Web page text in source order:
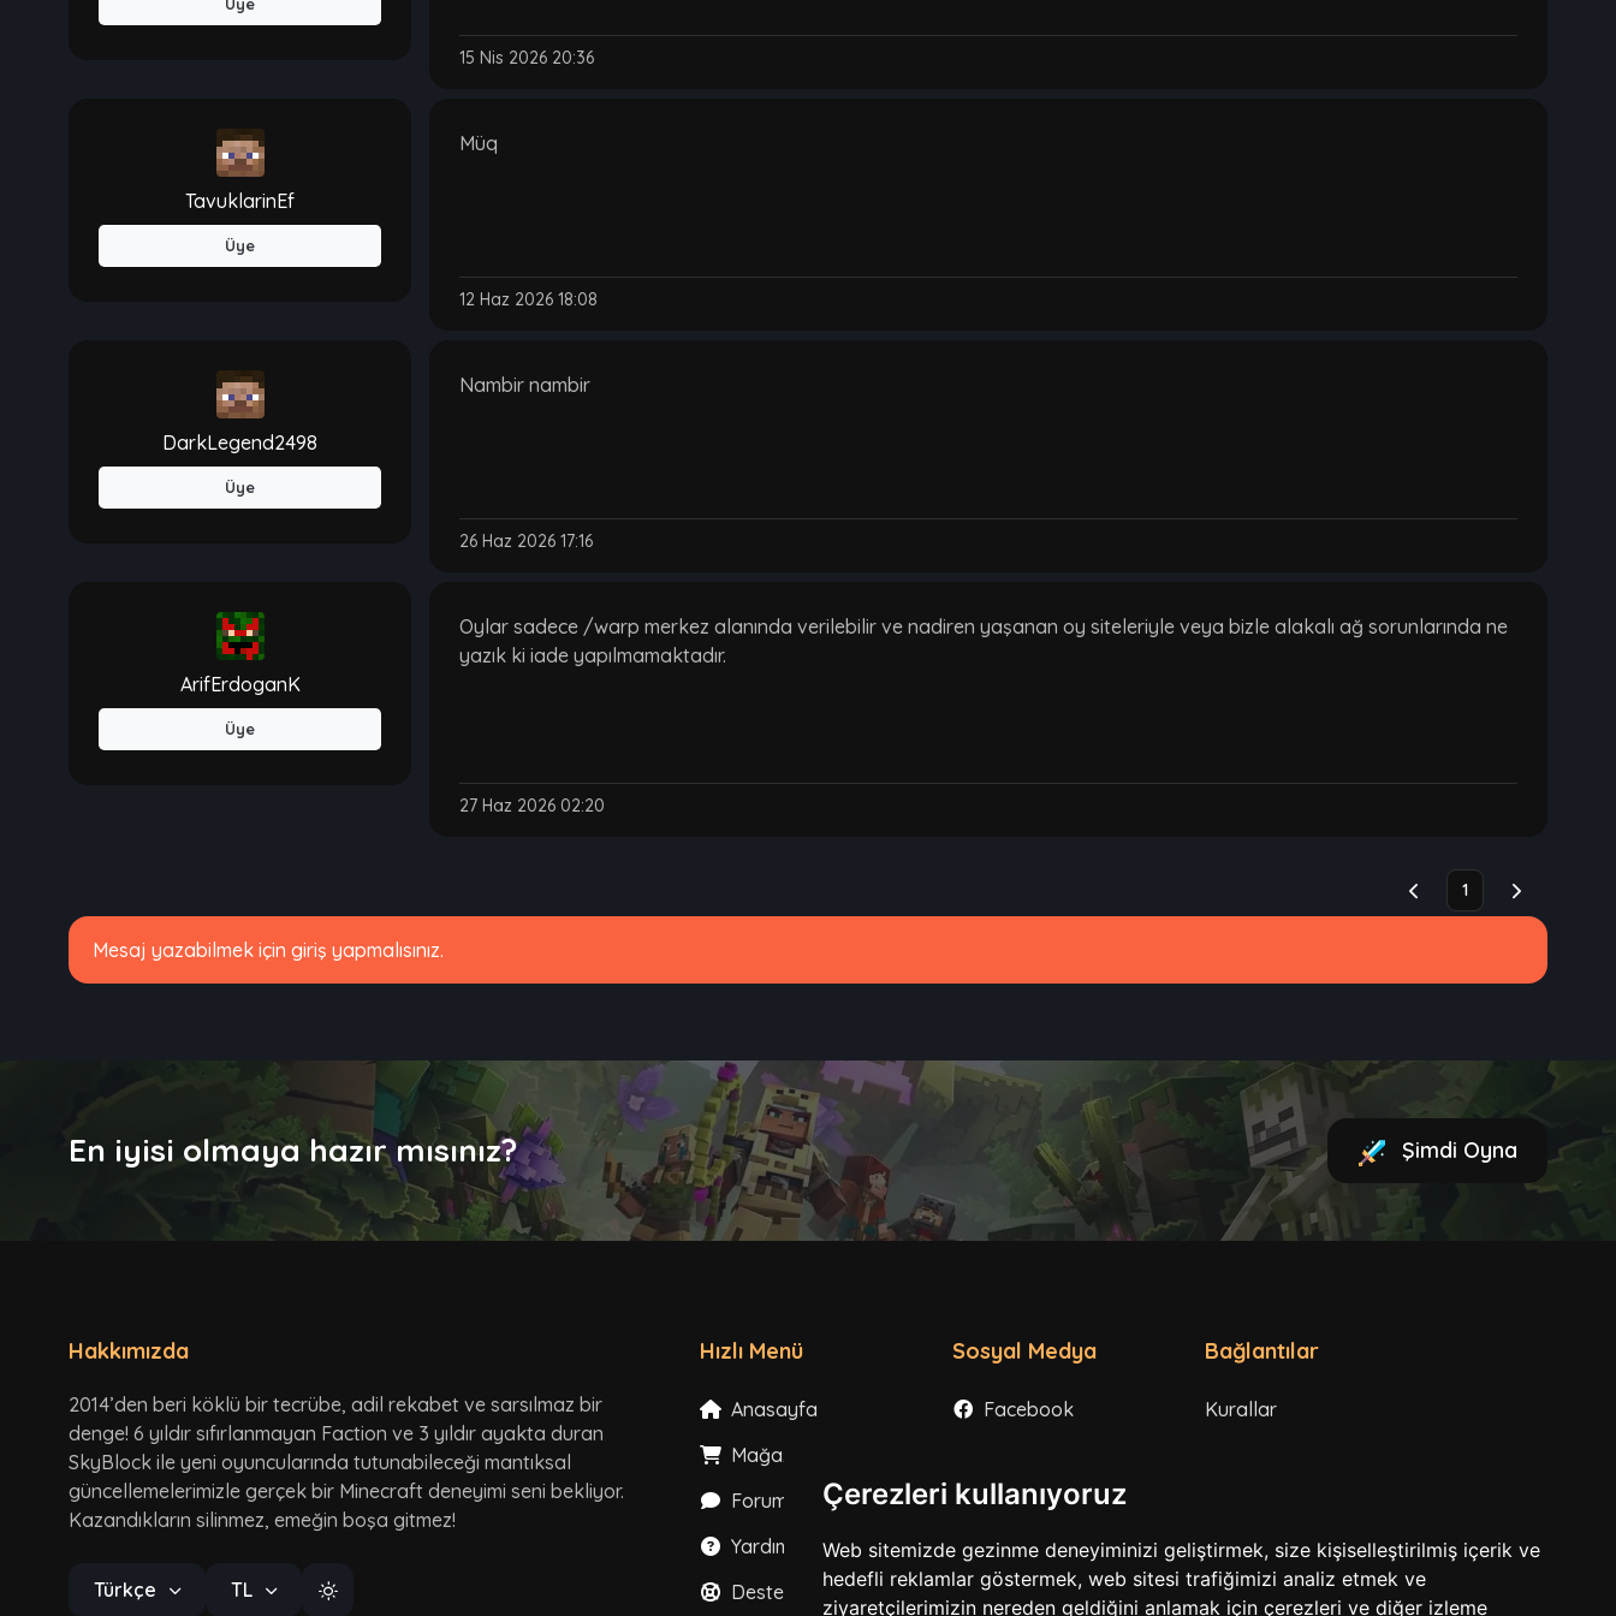
Çerezleri kullanıyoruz
Web sitemizde gezinme deneyiminizi geliştirmek, size kişiselleştirilmiş içerik ve
hedefli reklamlar göstermek, web sitesi trafiğimizi analiz etmek ve
ziyaretçilerimizin nereden geldiğini anlamak için çerezleri ve diğer izleme
Üye
15 Nis 2026 20:36
TavuklarinEf
Üye
Müq
12 Haz 2026 18:08
DarkLegend2498
Üye
Nambir nambir
26 Haz 2026 17:16
ArifErdoganK
Üye
Oylar sadece /warp merkez alanında verilebilir ve nadiren yaşanan oy siteleriyle veya bizle alakalı ağ sorunlarında ne
yazık ki iade yapılmamaktadır.
27 Haz 2026 02:20
1
Mesaj yazabilmek için giriş yapmalısınız.
En iyisi olmaya hazır mısınız? Şimdi Oyna
Hakkımızda
2014’den beri köklü bir tecrübe, adil rekabet ve sarsılmaz bir
denge! 6 yıldır sıfırlanmayan Faction ve 3 yıldır ayakta duran
SkyBlock ile yeni oyuncularında tutunabileceği mantıksal
güncellemelerimizle gerçek bir Minecraft deneyimi seni bekliyor.
Kazandıkların silinmez, emeğin boşa gitmez!
Türkçe TL
Hızlı Menü
Anasayfa
Mağaza
Forum
Yardım
Destek
Sosyal Medya
Facebook
X
YouTube
TikTok
Bağlantılar
Kurallar